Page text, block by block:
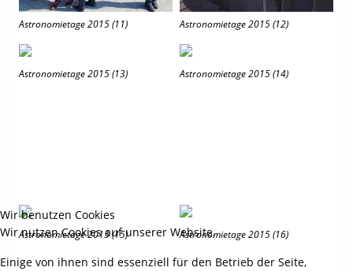
Astronomietage 2015 (11) Astronomietage 2015 (12)
Astronomietage 2015 (13) Astronomietage 2015 (14)
Astronomietage 2015 (15) Astronomietage 2015 (16)
Wir benutzen Cookies
Wir nutzen Cookies auf unserer Website.
Einige von ihnen sind essenziell für den Betrieb der Seite,